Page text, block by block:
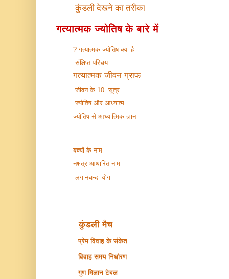
कुंडली देखने का तरीका
गत्यात्मक ज्योतिष के बारे में
गत्यात्मक ज्योतिष क्या है ?
संक्षिप्त परिचय
गत्यात्मक जीवन ग्राफ
जीवन के 10 सूत्र
ज्योतिष और आध्यात्म
ज्योतिष से आध्यात्मिक ज्ञान
बच्चों के नाम
नक्षत्र आधारित नाम
लगानचन्दा योग
कुंडली मैच
प्रेम विवाह के संकेत
विवाह समय निर्धारण
गुण मिलान टेबल